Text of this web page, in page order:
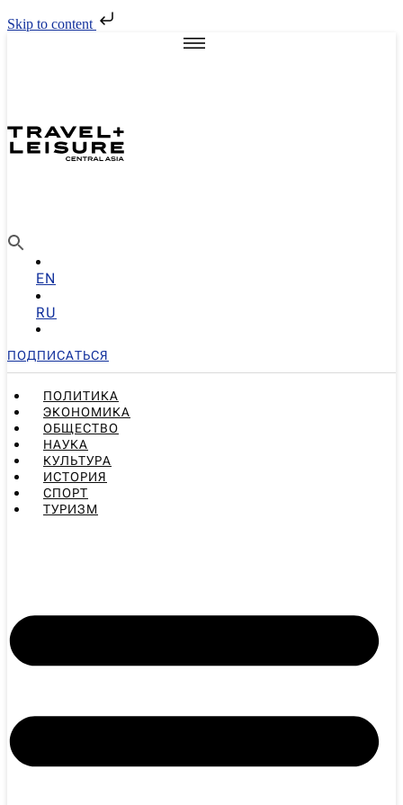
Skip to content
EN
RU
ПОДПИСАТЬСЯ
ПОЛИТИКА
ЭКОНОМИКА
ОБЩЕСТВО
НАУКА
КУЛЬТУРА
ИСТОРИЯ
СПОРТ
ТУРИЗМ